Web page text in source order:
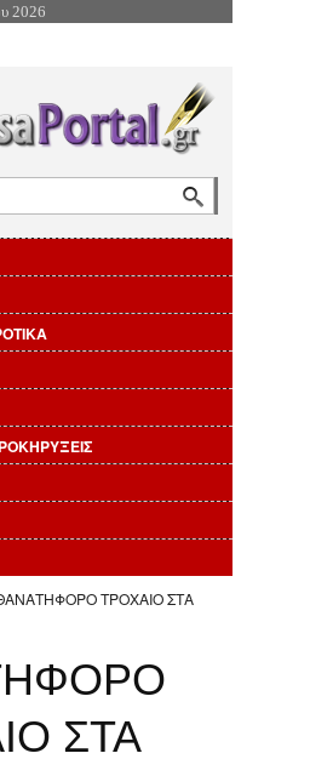
στην Πλοήγηση
2026
ΤΡΟΧΑΙΟ ΣΤΑ
ΣΤΑ